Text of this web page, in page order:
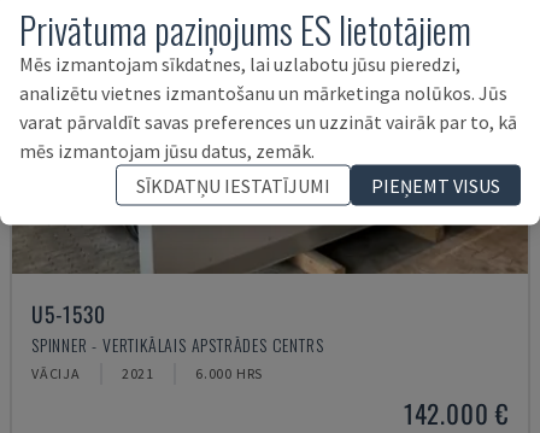
U5-1530
SPINNER - VERTIKĀLAIS APSTRĀDES CENTRS
VĀCIJA 2021 6.000 HRS
142.000 €
Privātuma paziņojums ES lietotājiem
Mēs izmantojam sīkdatnes, lai uzlabotu jūsu pieredzi,
analizētu vietnes izmantošanu un mārketinga nolūkos. Jūs
varat pārvaldīt savas preferences un uzzināt vairāk par to, kā
mēs izmantojam jūsu datus, zemāk.
SĪKDATŅU IESTATĪJUMI
PIEŅEMT VISUS